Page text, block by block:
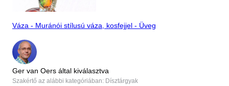
Váza - Muránói stílusú váza, kosfejjel - Üveg
Ger van Oers által kiválasztva
Szakértő az alábbi kategóriában: Dísztárgyak